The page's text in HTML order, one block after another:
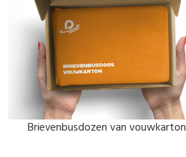
Brievenbusdozen van vouwkarton